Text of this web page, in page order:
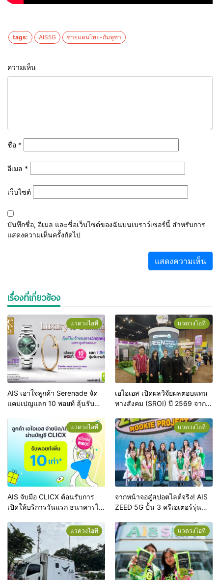
tags: AIS5G ชายแดนไทย-กัมพูชา
ความเห็น
ชื่อ *
อีเมล *
เว็บไซต์
บันทึกชื่อ, อีเมล และชื่อเว็บไซต์ของฉันบนเบราว์เซอร์นี้ สำหรับการ
แสดงความเห็นครั้งถัดไป
เรื่องที่เกี่ยวข้อง
แวดวงไอที
AIS เอาใจลูกค้า Serenade จัด
แคมเปญแลก 10 พอยท์ ลุ้นรับ
เสิร์ฟที่สุดของความลักชัวรี รวม
กว่า 600,000 บาท
แวดวงไอที
เอไอเอส เปิดผลวิจัยผลตอบแทน
ทางสังคม (SROI) ปี 2569 จาก
Network for THAIs ชี้ผลลัพธ์
เชิงประจักษ์ สร้างคุณค่าทาง
สังคมให้พื้นที่ห่างไกลรวม 33.88
ล้านบาท
แวดวงไอที
AIS จับมือ CLICX ต้อนรับการ
เปิดให้บริการวันแรก ธนาคารไร้
มอบ AIS Points เพิ่ม 10 เท่าเมื่อ
จ่ายบิลหรือเติมเงิน AIS ผ่าน
CLICX
แวดวงไอที
จากหน้าจอสู่สปอตไลต์จริง! AIS
ZEED 5G ปั้น 3 ครีเอเตอร์รุ่น
รางวัล และทุนการศึกษารวมกว่า
200,000 บาท
แวดวงไอที แวดวงไอที